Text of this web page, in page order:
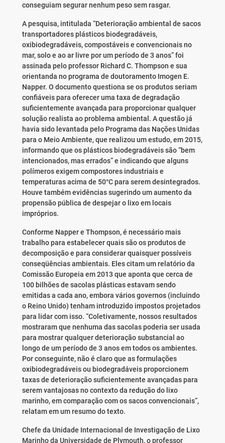
conseguiam segurar nenhum peso sem rasgar.
A pesquisa, intitulada “Deterioração ambiental de sacos
transportadores plásticos biodegradáveis,
oxibiodegradáveis, compostáveis e convencionais no
mar, solo e ao ar livre por um período de 3 anos” foi
assinada pelo professor Richard C. Thompson e sua
orientanda no programa de doutoramento Imogen E.
Napper. O documento questiona se os produtos seriam
confiáveis para oferecer uma taxa de degradação
suficientemente avançada para proporcionar qualquer
solução realista ao problema ambiental. A questão já
havia sido levantada pelo Programa das Nações Unidas
para o Meio Ambiente, que realizou um estudo, em 2015,
informando que os plásticos biodegradáveis são “bem
intencionados, mas errados” e indicando que alguns
polímeros exigem compostores industriais e
temperaturas acima de 50°C para serem desintegrados.
Houve também evidências sugerindo um aumento da
propensão pública de despejar o lixo em locais
impróprios.
Conforme Napper e Thompson, é necessário mais
trabalho para estabelecer quais são os produtos de
decomposição e para considerar quaisquer possíveis
conseqüências ambientais. Eles citam um relatório da
Comissão Europeia em 2013 que aponta que cerca de
100 bilhões de sacolas plásticas estavam sendo
emitidas a cada ano, embora vários governos (incluindo
o Reino Unido) tenham introduzido impostos projetados
para lidar com isso. “Coletivamente, nossos resultados
mostraram que nenhuma das sacolas poderia ser usada
para mostrar qualquer deterioração substancial ao
longo de um período de 3 anos em todos os ambientes.
Por conseguinte, não é claro que as formulações
oxibiodegradáveis ​​ou biodegradáveis ​​proporcionem
taxas de deterioração suficientemente avançadas para
serem vantajosas no contexto da redução do lixo
marinho, em comparação com os sacos convencionais”,
relatam em um resumo do texto.
Chefe da Unidade Internacional de Investigação de Lixo
Marinho da Universidade de Plymouth, o professor